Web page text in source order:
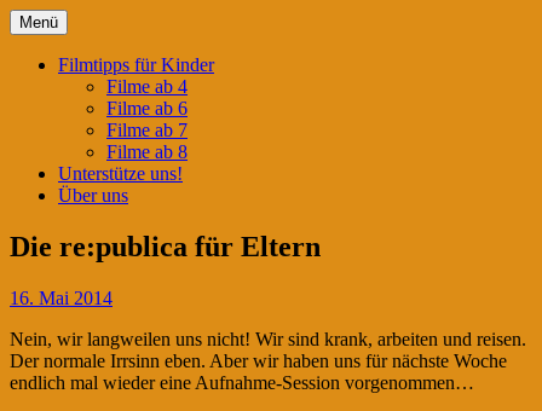
Springe
zum
InhaltKinderwahnsinn
Menü
Filmtipps für Kinder
Filme ab 4
Filme ab 6
Filme ab 7
Filme ab 8
Unterstütze uns!
Über uns
Die re:publica für Eltern
16. Mai 2014
Nein, wir langweilen uns nicht! Wir sind krank, arbeiten und reisen.
Der normale Irrsinn eben. Aber wir haben uns für nächste Woche
endlich mal wieder eine Aufnahme-Session vorgenommen…